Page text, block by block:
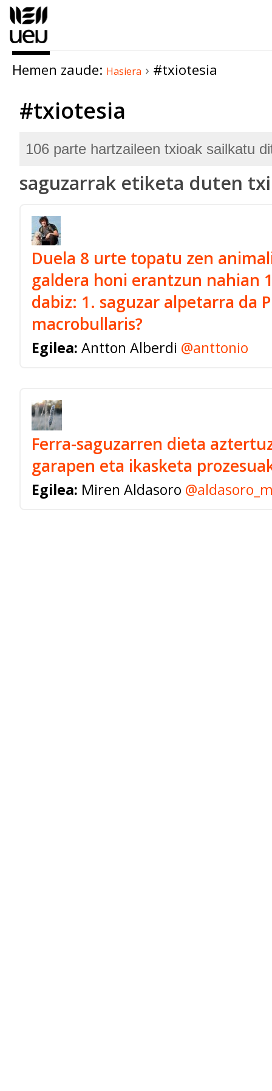
Hemen zaude: Hasiera › #txiotesia
#txiotesia
106 parte hartzaileen txioak sailkatu
saguzarrak etiketa duten
Duela 8 urte topatu zen
galdera honi erantzun nahian
dabiz: 1. saguzar alpetarra da P
macrobullaris?
Egilea: Antton Alberdi @anttonio
Ferra-saguzarren dieta
garapen eta ikasketa
Egilea: Miren Aldasoro